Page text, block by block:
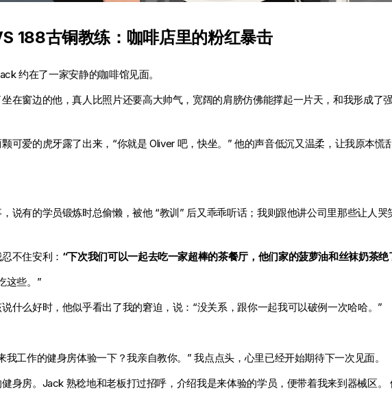
188古铜教练：咖啡店里的粉红暴击
约在了一家安静的咖啡馆见面。
在窗边的他，真人比照片还要高大帅气，宽阔的肩膀仿佛能撑起一片天，和我形成了
可爱的虎牙露了出来，“你就是 Oliver 吧，快坐。” 他的声音低沉又温柔，让我原本慌
说有的学员锻炼时总偷懒，被他 “教训” 后又乖乖听话；我则跟他讲公司里那些让人哭
不住安利： “下次我们可以一起去吃一家超棒的茶餐厅，他们家的菠萝油和丝袜奶茶绝
这些。”
什么好时，他似乎看出了我的窘迫，说：“没关系，跟你一起我可以破例一次哈哈。”
工作的健身房体验一下？我亲自教你。” 我点点头，心里已经开始期待下一次见面。
身房。Jack 熟稔地和老板打过招呼，介绍我是来体验的学员，便带着我来到器械区。